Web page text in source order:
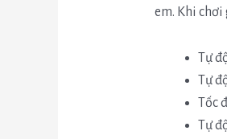
em. Khi chơi
Tự
Tự
Tốc
Tự